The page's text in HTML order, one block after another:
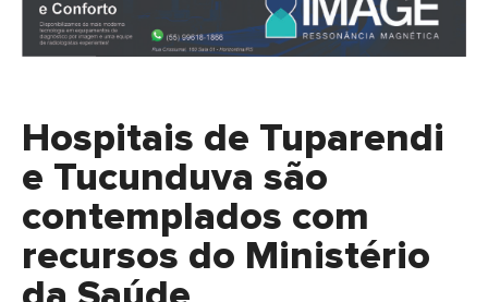
Hospitais de Tuparendi
e Tucunduva são
contemplados com
recursos do Ministério